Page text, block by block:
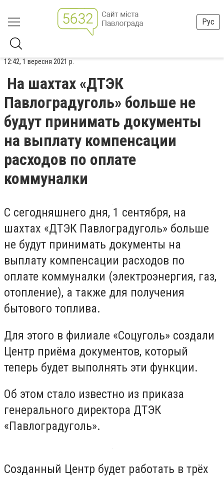
Рус
12:42, 1 вересня 2021 р.
На шахтах «ДТЭК
Павлоградуголь» больше не
будут принимать документы
на выплату компенсации
расходов по оплате
коммуналки
С сегодняшнего дня, 1 сентября, на
шахтах «ДТЭК Павлоградуголь» больше
не будут принимать документы на
выплату компенсации расходов по
оплате коммуналки (электроэнергия, газ,
отопление), а также для получения
бытового топлива.
Для этого в филиале «Соцуголь» создали
Центр приёма документов, который
теперь будет выполнять эти функции.
Об этом стало известно из приказа
генерального директора ДТЭК
«Павлоградуголь».
Созданный Центр будет работать в трёх